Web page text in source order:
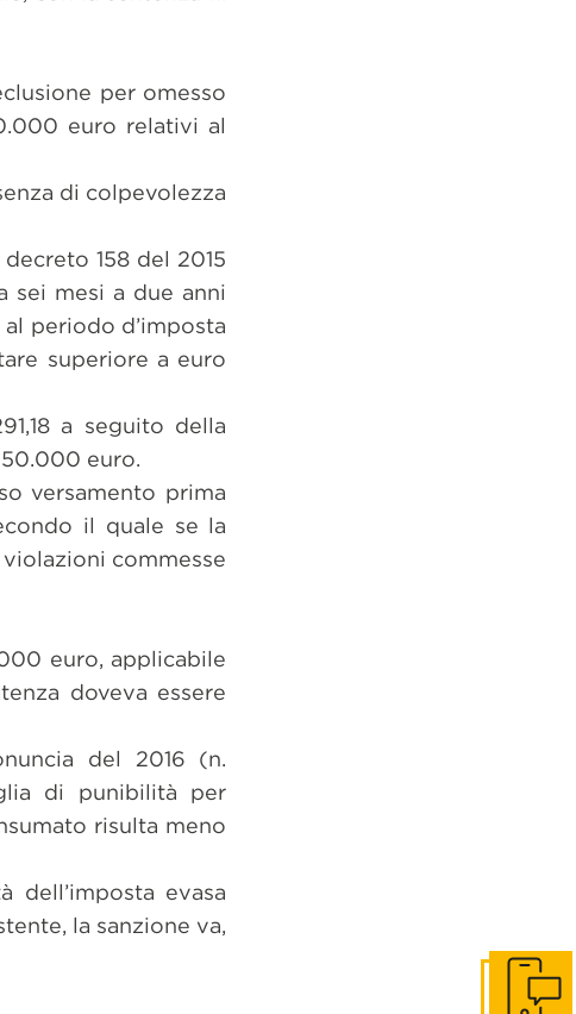
per omesso
euro relativi al
di colpevolezza
158 del 2015
sei mesi a due anni
periodo d’imposta
superiore a euro
a seguito della
euro.
versamento prima
il quale se la
commesse
euro, applicabile
doveva essere
del 2016 (n.
di punibilità per
risulta meno
dell’imposta evasa
la sanzione va,
Get in